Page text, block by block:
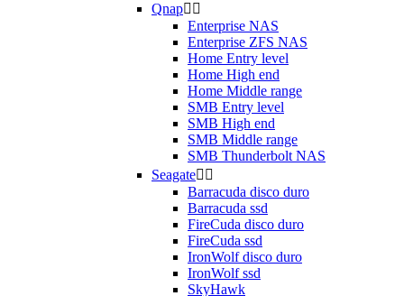
Qnap 
Enterprise NAS
Enterprise ZFS NAS
Home Entry level
Home High end
Home Middle range
SMB Entry level
SMB High end
SMB Middle range
SMB Thunderbolt NAS
Seagate 
Barracuda disco duro
Barracuda ssd
FireCuda disco duro
FireCuda ssd
IronWolf disco duro
IronWolf ssd
SkyHawk